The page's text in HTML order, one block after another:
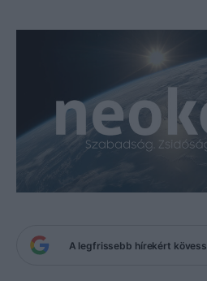
A legfrissebb hírekért